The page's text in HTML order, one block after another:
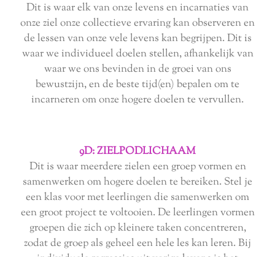
Dit is waar elk van onze levens en incarnaties van
onze ziel onze collectieve ervaring kan observeren en
de lessen van onze vele levens kan begrijpen. Dit is
waar we individueel doelen stellen, afhankelijk van
waar we ons bevinden in de groei van ons
bewustzijn, en de beste tijd(en) bepalen om te
incarneren om onze hogere doelen te vervullen.
9D: ZIELPODLICHAAM
Dit is waar meerdere zielen een groep vormen en
samenwerken om hogere doelen te bereiken. Stel je
een klas voor met leerlingen die samenwerken om
een groot project te voltooien. De leerlingen vormen
groepen die zich op kleinere taken concentreren,
zodat de groep als geheel een hele les kan leren. Bij